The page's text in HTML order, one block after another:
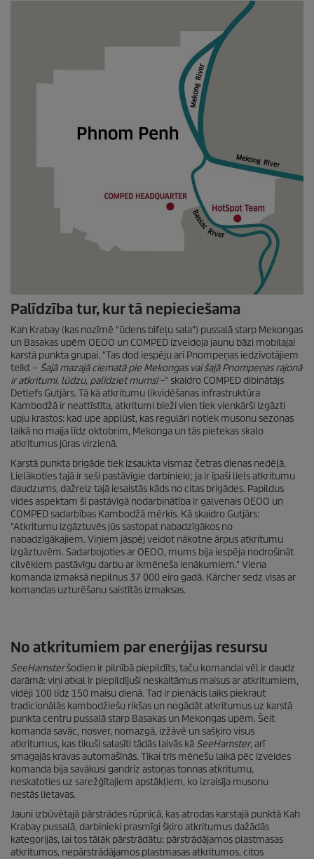
Palīdzība tur, kur tā nepieciešama
Kah Krabay (kas nozīmē "ūdens bifeļu sala") pussalā starp Mekongas
un Basakas upēm OEOO un COMPED izveidoja jaunu bāzi mobilajai
karstā punkta grupai. "Tas dod iespēju arī Pnompeņas iedzīvotājiem
teikt – Šajā mazajā ciematā pie Mekongas vai šajā Pnompeņas rajonā
ir atkritumi, lūdzu, palīdziet mums!–" skaidro COMPED dibinātājs
Detlefs Gutjārs. Tā kā atkritumu likvidēšanas infrastruktūra
Kambodžā ir neattīstīta, atkritumi bieži vien tiek vienkārši izgāzti
upju krastos: kad upe applūst, kas regulāri notiek musonu sezonas
laikā no maija līdz oktobrim, Mekonga un tās pietekas skalo
atkritumus jūras virzienā.
Karstā punkta brigāde tiek izsaukta vismaz četras dienas nedēļā.
Lielākoties tajā ir seši pastāvīgie darbinieki; ja ir īpaši liels atkritumu
daudzums, dažreiz tajā iesaistās kāds no citas brigādes. Papildus
vides aspektam šī pastāvīgā nodarbinātība ir galvenais OEOO un
COMPED sadarbības Kambodžā mērķis. Kā skaidro Gutjārs:
"Atkritumu izgāztuvēs jūs sastopat nabadzīgākos no
nabadzīgākajiem. Viņiem jāspēj veidot nākotne ārpus atkritumu
izgāztuvēm. Sadarbojoties ar OEOO, mums bija iespēja nodrošināt
cilvēkiem pastāvīgu darbu ar ikmēneša ienākumiem." Viena
komanda izmaksā nepilnus 37 000 eiro gadā. Kärcher sedz visas ar
komandas uzturēšanu saistītās izmaksas.
No atkritumiem par enerģijas resursu
SeeHamsteršodien ir pilnībā piepildīts, taču komandai vēl ir daudz
darāmā: viņi atkal ir piepildījuši neskaitāmus maisus ar atkritumiem,
vidēji 100 līdz 150 maisu dienā. Tad ir pienācis laiks piekraut
tradicionālās kambodžiešu rikšas un nogādāt atkritumus uz karstā
punkta centru pussalā starp Basakas un Mekongas upēm. Šeit
komanda savāc, nosver, nomazgā, izžāvē un sašķiro visus
atkritumus, kas tikuši salasīti tādās laivās kā SeeHamster, arī
smagajās kravas automašīnās. Tikai trīs mēnešu laikā pēc izveides
komanda bija savākusi gandrīz astoņas tonnas atkritumu,
neskatoties uz sarežģītajiem apstākļiem, ko izraisīja musonu
nestās lietavas.
Jauni izbūvētajā pārstrādes rūpnīcā, kas atrodas karstajā punktā Kah
Krabay pussalā, darbinieki prasmīgi šķiro atkritumus dažādās
kategorijās, lai tos tālāk pārstrādātu: pārstrādājamos plastmasas
atkritumos, nepārstrādājamos plastmasas atkritumos, citos